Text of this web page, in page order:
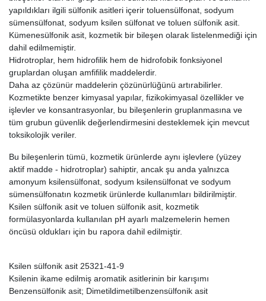
yapıldıkları ilgili sülfonik asitleri içerir toluensülfonat, sodyum
sümensülfonat, sodyum ksilen sülfonat ve toluen sülfonik asit.
Kümenesülfonik asit, kozmetik bir bileşen olarak listelenmediği için
dahil edilmemiştir.
Hidrotroplar, hem hidrofilik hem de hidrofobik fonksiyonel
gruplardan oluşan amfifilik maddelerdir.
Daha az çözünür maddelerin çözünürlüğünü artırabilirler.
Kozmetikte benzer kimyasal yapılar, fizikokimyasal özellikler ve
işlevler ve konsantrasyonlar, bu bileşenlerin gruplanmasına ve
tüm grubun güvenlik değerlendirmesini desteklemek için mevcut
toksikolojik veriler.
Bu bileşenlerin tümü, kozmetik ürünlerde aynı işlevlere (yüzey
aktif madde - hidrotroplar) sahiptir, ancak şu anda yalnızca
amonyum ksilensülfonat, sodyum ksilensülfonat ve sodyum
sümensülfonatın kozmetik ürünlerde kullanımları bildirilmiştir.
Ksilen sülfonik asit ve toluen sülfonik asit, kozmetik
formülasyonlarda kullanılan pH ayarlı malzemelerin hemen
öncüsü oldukları için bu rapora dahil edilmiştir.
Ksilen sülfonik asit 25321-41-9
Ksilenin ikame edilmiş aromatik asitlerinin bir karışımı
Benzensülfonik asit; Dimetildimetilbenzensülfonik asit